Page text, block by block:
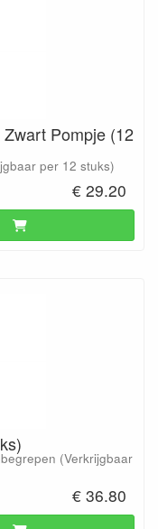
Pompje (12
per 12 stuks)
€ 29.20
(Verkrijgbaar
€ 36.80